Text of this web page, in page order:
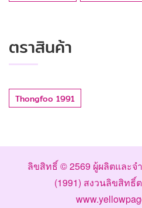
ตราสินค้า
Thongfoo 1991
ลิขสิทธิ์ © 2569 ผู้ผลิตและจ
(1991) สงวนลิขสิทธิ์